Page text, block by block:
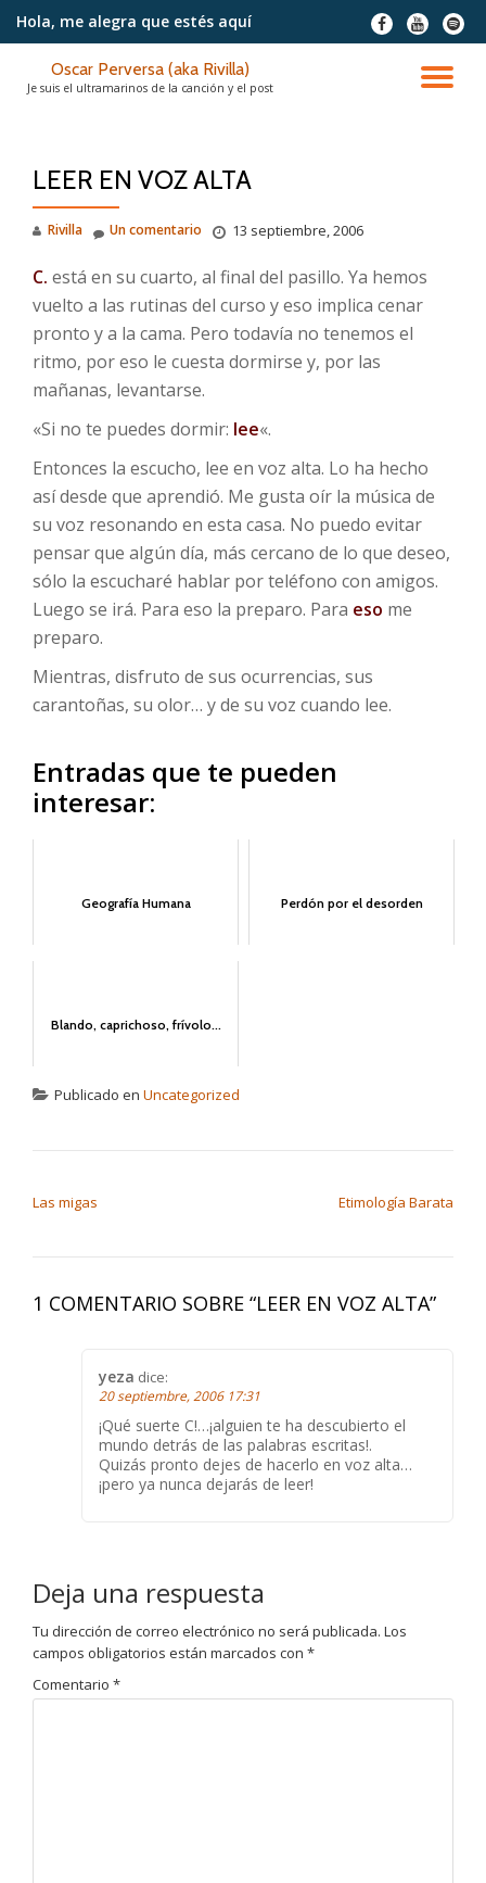
contenido
Hola, me alegra que estés aquí
fa-
facebook
fa-
youtube
fa-
spotify
Oscar Perversa (aka Rivilla)
Je suis el ultramarinos de la canción y el post
LEER EN VOZ ALTA
Rivilla 13 septiembre, 2006
Un comentario
C. está en su cuarto, al final del pasillo. Ya hemos
vuelto a las rutinas del curso y eso implica cenar
pronto y a la cama. Pero todavía no tenemos el
ritmo, por eso le cuesta dormirse y, por las
mañanas, levantarse.
«Si no te puedes dormir: lee«.
Entonces la escucho, lee en voz alta. Lo ha hecho
así desde que aprendió. Me gusta oír la música de
su voz resonando en esta casa. No puedo evitar
pensar que algún día, más cercano de lo que deseo,
sólo la escucharé hablar por teléfono con amigos.
Luego se irá. Para eso la preparo. Para eso me
preparo.
Mientras, disfruto de sus ocurrencias, sus
carantoñas, su olor… y de su voz cuando lee.
Entradas que te pueden
interesar:
Geografía Humana Perdón por el desorden
Blando, caprichoso, frívolo...
Publicado en Uncategorized
Las migas Etimología Barata
1 COMENTARIO SOBRE “LEER EN VOZ ALTA”
yeza dice:
20 septiembre, 2006 17:31
¡Qué suerte C!…¡alguien te ha descubierto el
mundo detrás de las palabras escritas!.
Quizás pronto dejes de hacerlo en voz alta…
¡pero ya nunca dejarás de leer!
Deja una respuesta
Tu dirección de correo electrónico no será publicada. Los
campos obligatorios están marcados con *
Comentario *